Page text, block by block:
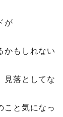
が
かもしれない
見落としてな
こと気になっ